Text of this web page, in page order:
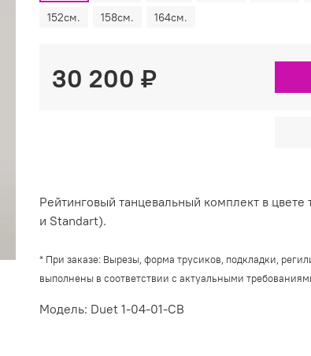
152см.
158см. 164см.
30 200 ₽
Рейтинговый танцевальный комплект в
и Standart).
* При заказе: Вырезы, форма трусиков, подкладки,
выполнены в соответствии с актуальными
Модель: Duet 1-04-01-CB